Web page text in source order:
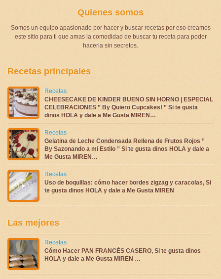
Quienes somos
Somos un equipo apasionado por hacer y buscar recetas por eso creamos
este sitio para ti que amas la comodidad de buscar tu receta para poder
hacerla sin secretos.
Recetas principales
Recetas
CHEESECAKE DE KINDER BUENO SIN HORNO | ESPECIAL
CELEBRACIONES ” By Quiero Cupcakes! ” Si te gusta
dinos HOLA y dale a Me Gusta MIREN…
Recetas
Gelatina de Leche Condensada Rellena de Frutos Rojos ”
By Sazonando a mi Estilo ” Si te gusta dinos HOLA y dale a
Me Gusta MIREN…
Recetas
Uso de boquillas: cómo hacer bordes zigzag y caracolas, Si
te gusta dinos HOLA y dale a Me Gusta MIREN
Las mejores
Recetas
Cómo Hacer PAN FRANCÉS CASERO, Si te gusta dinos
HOLA y dale a Me Gusta MIREN …